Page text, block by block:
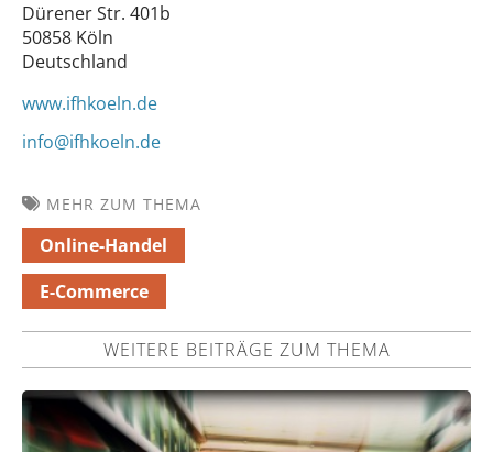
Dürener Str. 401b
50858 Köln
Deutschland
www.ifhkoeln.de
info@ifhkoeln.de
MEHR ZUM THEMA
Online-Handel
E-Commerce
WEITERE BEITRÄGE ZUM THEMA